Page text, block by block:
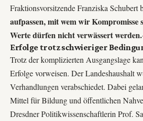
Fraktionsvorsitzende Franziska Schubert
aufpassen, mit wem wir Kompromisse
Werte dürfen nicht verwässert werden.
Erfolge trotz schwieriger
Trotz der komplizierten Ausgangslage
Erfolge vorweisen. Der Landeshaushalt
Verhandlungen verabschiedet. Dabei
Mittel für Bildung und öffentlichen
Dresdner Politikwissenschaftlerin Prof.